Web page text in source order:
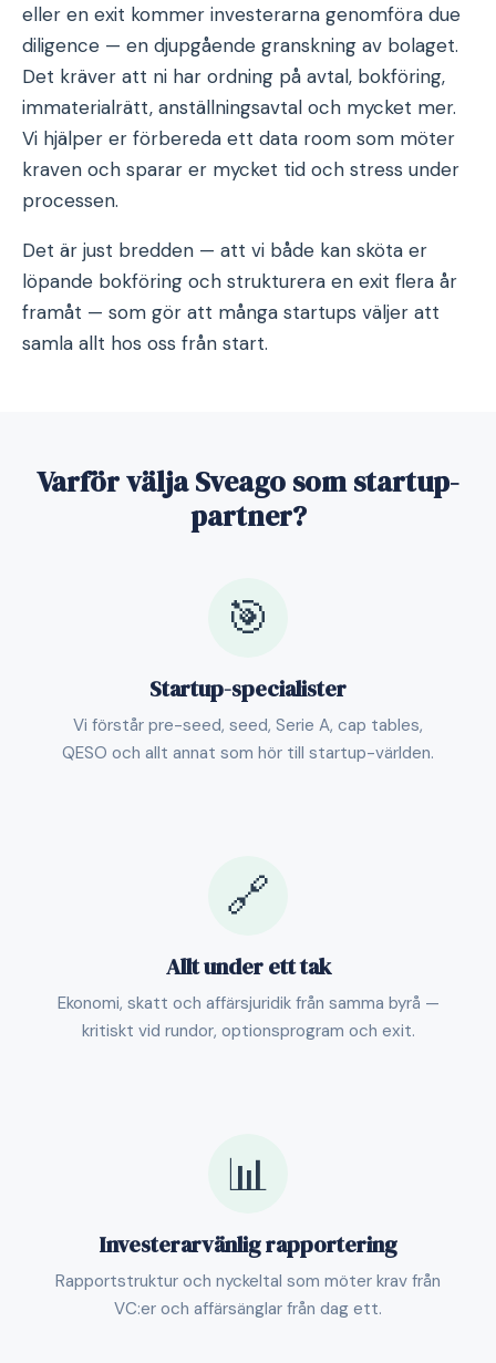
eller en exit kommer investerarna genomföra due
diligence — en djupgående granskning av bolaget.
Det kräver att ni har ordning på avtal, bokföring,
immaterialrätt, anställningsavtal och mycket mer.
Vi hjälper er förbereda ett data room som möter
kraven och sparar er mycket tid och stress under
processen.
Det är just bredden — att vi både kan sköta er
löpande bokföring och strukturera en exit flera år
framåt — som gör att många startups väljer att
samla allt hos oss från start.
Varför välja Sveago som startup-
partner?
🎯
Startup-specialister
Vi förstår pre-seed, seed, Serie A, cap tables,
QESO och allt annat som hör till startup-världen.
🔗
Allt under ett tak
Ekonomi, skatt och affärsjuridik från samma byrå —
kritiskt vid rundor, optionsprogram och exit.
📊
Investerarvänlig rapportering
Rapportstruktur och nyckeltal som möter krav från
VC:er och affärsänglar från dag ett.